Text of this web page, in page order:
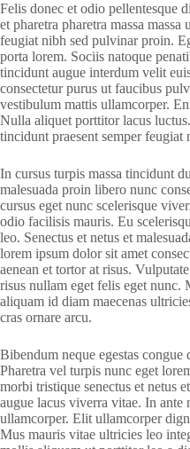
Felis donec et odio pellentesque
et pharetra pharetra massa
feugiat nibh sed pulvinar proin.
porta lorem. Sociis natoque
tincidunt augue interdum velit
consectetur purus ut faucibus
vestibulum mattis ullamcorper.
Nulla aliquet porttitor lacus
tincidunt praesent semper feugiat
In cursus turpis massa tincidunt
malesuada proin libero nunc
cursus eget nunc scelerisque
odio facilisis mauris. Eu
leo. Senectus et netus et
lorem ipsum dolor sit amet
aenean et tortor at risus.
risus nullam eget felis eget nunc.
aliquam id diam maecenas
cras ornare arcu.
Bibendum neque egestas congue
Pharetra vel turpis nunc eget
morbi tristique senectus et netus
augue lacus viverra vitae. In ante
ullamcorper. Elit ullamcorper
Mus mauris vitae ultricies leo